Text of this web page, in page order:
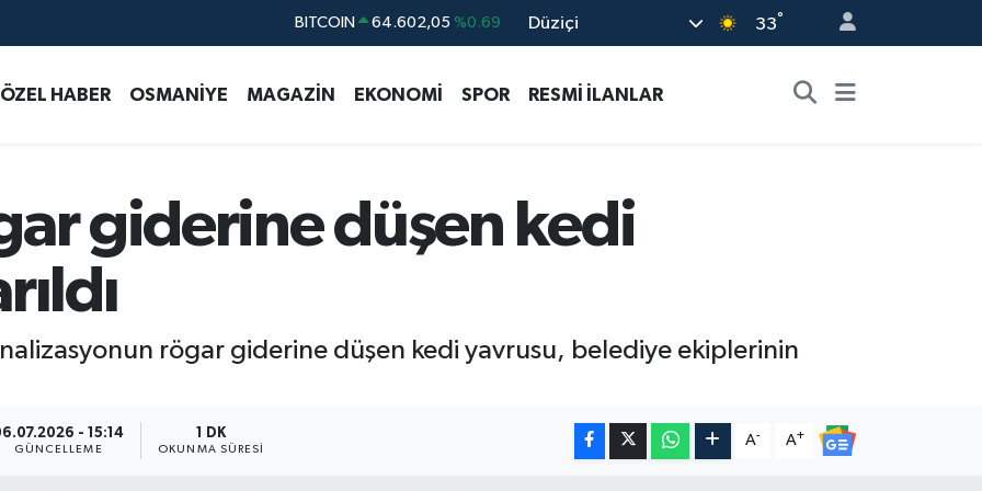
DOLAR 47,5986 %0.06
STERLİN 64,2438 %0.21
Düziçi 33°
ÖZEL HABER OSMANİYE MAGAZİN EKONOMİ SPOR RESMİ İLANLAR
giderine düşen kedi
rögar giderine düşen kedi yavrusu, belediye ekiplerinin
- 15:14
GÜNCELLEME
1 DK
OKUNMA SÜRESI
A- A+